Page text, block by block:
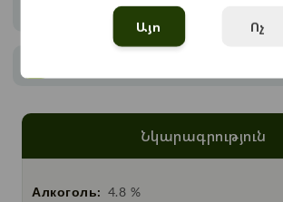
Վճարում
Նկարագրություն
Алкоголь: 4.8 %
Այո Ոչ